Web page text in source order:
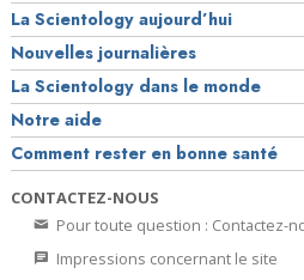
La Scientology aujourd’hui
Nouvelles journalières
La Scientology dans le monde
Notre aide
Comment rester en bonne santé
CONTACTEZ-NOUS
Pour toute question : Contactez-
Impressions concernant le site